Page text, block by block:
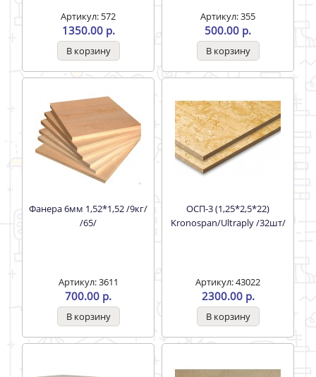
Артикул: 572
1350.00 р.
Артикул: 355
500.00 р.
Фанера 6мм 1,52*1,52 /9кг/
/65/
Артикул: 3611
700.00 р.
ОСП-3 (1,25*2,5*22)
Kronospan/Ultraply /32шт/
Артикул: 43022
2300.00 р.